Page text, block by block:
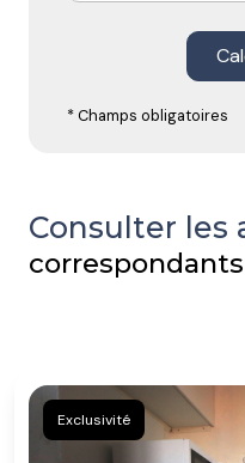
* Champs obligatoires
Consulter les
Exclusivité